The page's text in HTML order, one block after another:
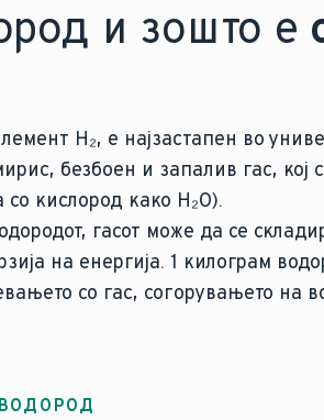
и зошто е
H₂, е најзастапен во
безбоен и запалив гас,
кислород како H₂O).
гасот може да се
на енергија. 1 килограм
со гас, согорувањето на